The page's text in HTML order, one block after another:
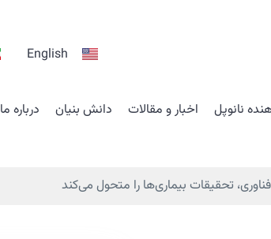
English
نانوپل اخبار و مقالات دانش بنیان درباره ما
تحقیقات بیماری‌ها را متحول می‌کند